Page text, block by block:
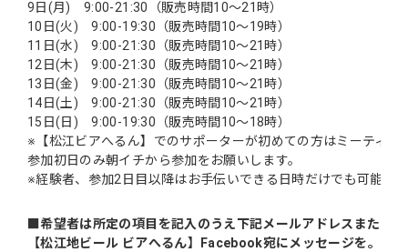
9日(月) 9:00-21:30（販売時間10～21時）
10日(火) 9:00-19:30（販売時間10～19時）
11日(水) 9:00-21:30（販売時間10～21時）
12日(木) 9:00-21:30（販売時間10～21時）
13日(金) 9:00-21:30（販売時間10～21時）
14日(土) 9:00-21:30（販売時間10～21時）
15日(日) 9:00-19:30（販売時間10～18時）
※【松江ビアへるん】でのサポーターが初めての方はミーテ
参加初日のみ朝イチから参加をお願いします。
※経験者、参加2日目以降はお手伝いできる日時だけでも可能。
■希望者は所定の項目を記入のうえ下記メールアドレスまたは、
【松江地ビール ビアへるん】Facebook宛にメッセージを。